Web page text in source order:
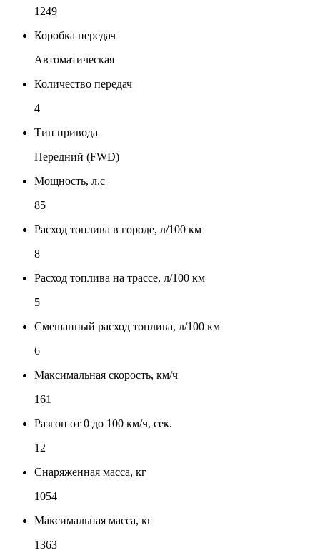
1249
Коробка передач
Автоматическая
Количество передач
4
Тип привода
Передний (FWD)
Мощность, л.с
85
Расход топлива в городе, л/100 км
8
Расход топлива на трассе, л/100 км
5
Смешанный расход топлива, л/100 км
6
Максимальная скорость, км/ч
161
Разгон от 0 до 100 км/ч, сек.
12
Снаряженная масса, кг
1054
Максимальная масса, кг
1363